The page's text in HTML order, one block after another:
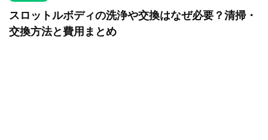
スロットルボディの洗浄や交換はなぜ必要？清掃・
交換方法と費用まとめ